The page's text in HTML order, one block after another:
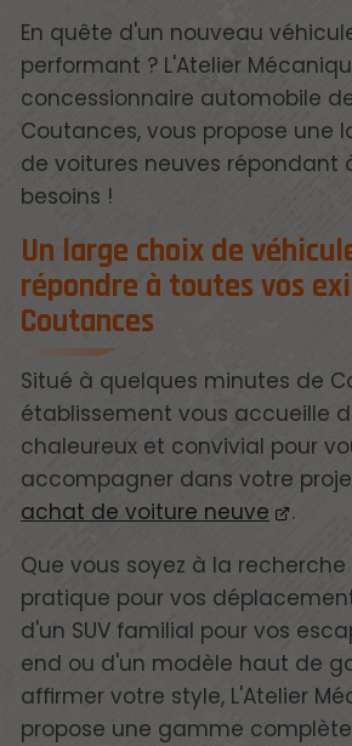
En quête d'un nouveau
performant ? L'Atelier
concessionnaire automobile
Coutances, vous propose une
de voitures neuves répondant
besoins !
Un large choix de
répondre à toutes vos
Coutances
Situé à quelques minutes de
établissement vous accueille
chaleureux et convivial pour
accompagner dans votre
achat de voiture neuve
.
Que vous soyez à la
pratique pour vos
d'un SUV familial pour vos
end ou d'un modèle haut de
affirmer votre style, L'Atelier
propose une gamme